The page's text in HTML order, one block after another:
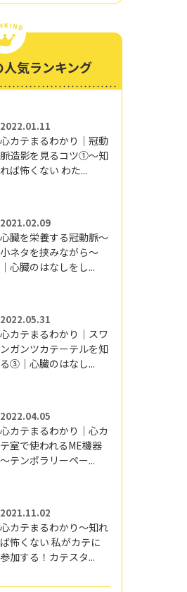
気ランキング
2022.01.11
心カテまるわかり｜冠動
脈造影を見るコツ①～知
れば怖くない わた...
2021.02.09
心臓を栄養する冠動脈～
小ネタを挟みながら～
｜心臓のはなしをし...
2022.05.31
心カテまるわかり｜スワ
ンガンツカテーテルを知
る③｜心臓のはなし...
2022.04.05
心カテまるわかり｜心カ
テ室で使われるME機器
～テンポラリーペー...
2021.11.02
心カテまるわかり～知れ
ば怖くない 私がカテに
参加する！カテスタ...